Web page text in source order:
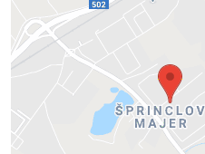
Externý obsah je
Prajete si načítať
Povoliť